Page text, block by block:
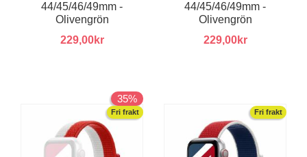
44/45/46/49mm -
Olivengrön
229,00kr
44/45/46/49mm -
Olivengrön
229,00kr
35%
Fri frakt Fri frakt